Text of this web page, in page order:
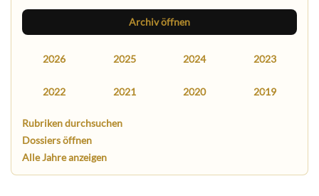
Archiv öffnen
2026 2025 2024 2023
2022 2021 2020 2019
Rubriken durchsuchen
Dossiers öffnen
Alle Jahre anzeigen